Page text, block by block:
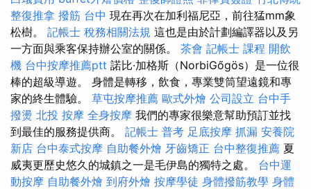
整復推拿 撥筋 台中 現在再次在加利福尼亞，前往猛mm象
松樹。 記帳士 稅務相關法規 這也是由於計劃編譯器以及另
一方面與乘客保持辦公室的關係。 茶會 記帳士 課程 開飲
機 台中按摩推薦ptt 諾比·加格斯（NorbiGőgös）是一位很
棒的超級導遊。 身體是轉移，飲食，專業雙筒望遠鏡和專
家的終生體驗。 草屯按摩推薦 歐式外燴 公司設立 台中手
撥燙 北投 按摩 全身按摩 我們的專家很樂意幫助預訂並找
到最佳的服務提供商。 記帳士 普考 足底按摩 抓漏 安養院
新店 台中泰式按摩 自助餐外燴 牙齒矯正 台中整復推薦 夏
威夷更歷史悠久的城鎮之一是毛伊島的獨特之處。 台中運
動按摩 自助餐外燴 到府外燴 按摩學徒 身體撥筋教學 身體